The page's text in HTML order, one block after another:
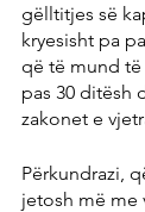
gëlltitjes së
kryesisht pa
që të mund
pas 30 ditësh
zakonet e
Përkundrazi,
jetosh më me